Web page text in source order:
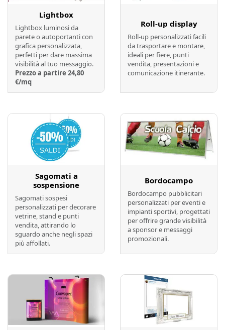
Lightbox
Lightbox luminosi da
parete o autoportanti con
grafica personalizzata,
perfetti per dare massima
visibilità al tuo messaggio.
Prezzo a partire 24,80
€/mq
Roll-up display
Roll-up personalizzati facili
da trasportare e montare,
ideali per fiere, punti
vendita, presentazioni e
comunicazione itinerante.
Sagomati a
sospensione
Sagomati sospesi
personalizzati per decorare
vetrine, stand e punti
vendita, attirando lo
sguardo anche negli spazi
più affollati.
Bordocampo
Bordocampo pubblicitari
personalizzati per eventi e
impianti sportivi, progettati
per offrire grande visibilità
a sponsor e messaggi
promozionali.